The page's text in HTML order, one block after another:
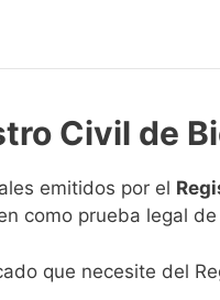
Civil de
emitidos por el
como prueba legal
que necesite del